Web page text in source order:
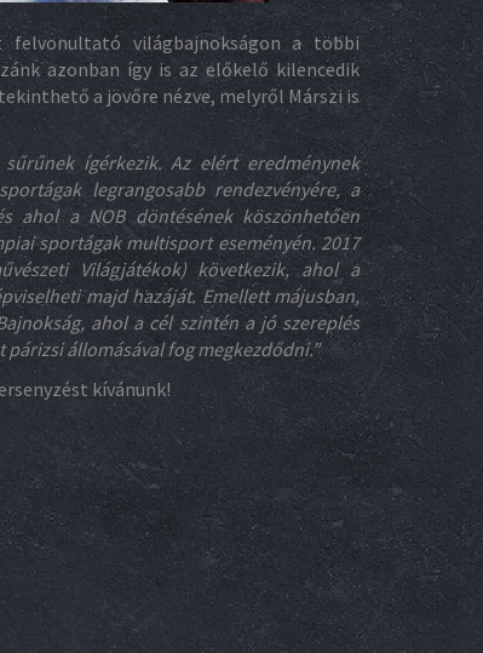
világbajnokságon a többi
azonban így is az előkelő kilencedik
a jövőre nézve, melyről Márszi is
ígérkezik. Az elért eredménynek
legrangosabb rendezvényére, a
ahol a NOB döntésének köszönhetően
sportágak multisport eseményén. 2017
Világjátékok) következik, ahol a
majd hazáját. Emellett májusban,
ahol a cél szintén a jó szereplés
párizsi állomásával fog megkezdődni.”
kívánunk!